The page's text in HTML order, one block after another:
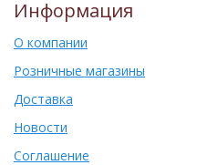
Информация
О компании
Розничные магазины
Доставка
Новости
Соглашение